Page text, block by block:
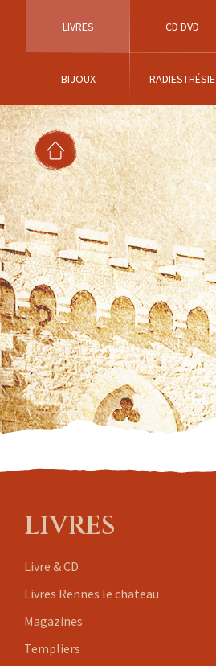
LIVRES CD DVD
BIJOUX RADIESTHÉSIE
LIVRES
Livre & CD
Livres Rennes le chateau
Magazines
Templiers